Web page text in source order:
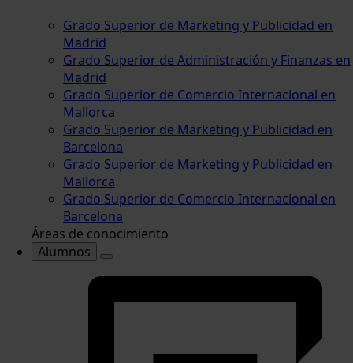
Grado Superior de Marketing y Publicidad en
Madrid
Grado Superior de Administración y Finanzas en
Madrid
Grado Superior de Comercio Internacional en
Mallorca
Grado Superior de Marketing y Publicidad en
Barcelona
Grado Superior de Marketing y Publicidad en
Mallorca
Grado Superior de Comercio Internacional en
Barcelona
Áreas de conocimiento
Alumnos